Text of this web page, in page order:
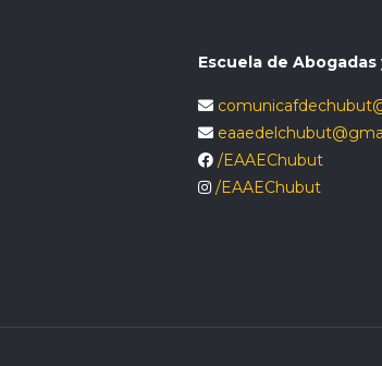
Escuela de
/EAAEChubut
/EAAEChubut